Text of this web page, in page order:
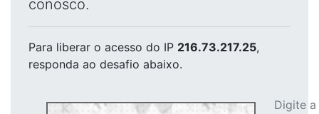
conosco.
Para liberar o acesso do IP 216.73.217.25,
responda ao desafio abaixo.
Digite